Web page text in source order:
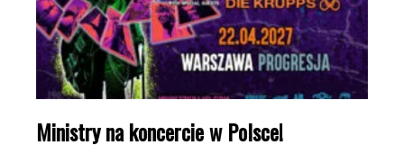
Ministry na koncercie w Polsce!